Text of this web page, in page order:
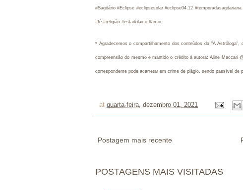
#Sagitário #Eclipse #eclipsesolar #eclipse04.12
#fé #religião #estadolaico #amor
* Agradecemos o compartilhamento dos conteúdos da "A
compreensão do mesmo e mantido o crédito à autora: Aline Maccari
correspondente pode acarretar em crime de plágio, sendo passível de
at quarta-feira, dezembro 01, 2021
Postagem mais recente
POSTAGENS MAIS VISITADAS